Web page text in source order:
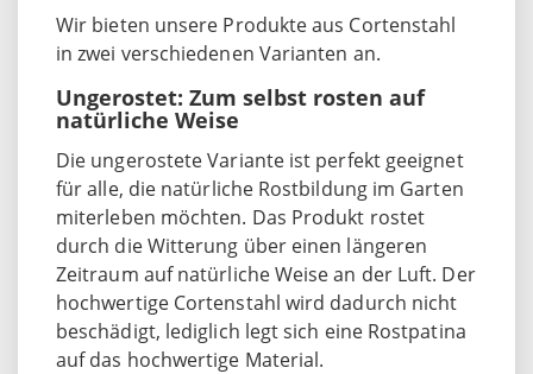
Wir bieten unsere Produkte aus Cortenstahl
in zwei verschiedenen Varianten an.
Ungerostet: Zum selbst rosten auf
natürliche Weise
Die ungerostete Variante ist perfekt geeignet
für alle, die natürliche Rostbildung im Garten
miterleben möchten. Das Produkt rostet
durch die Witterung über einen längeren
Zeitraum auf natürliche Weise an der Luft. Der
hochwertige Cortenstahl wird dadurch nicht
beschädigt, lediglich legt sich eine Rostpatina
auf das hochwertige Material.